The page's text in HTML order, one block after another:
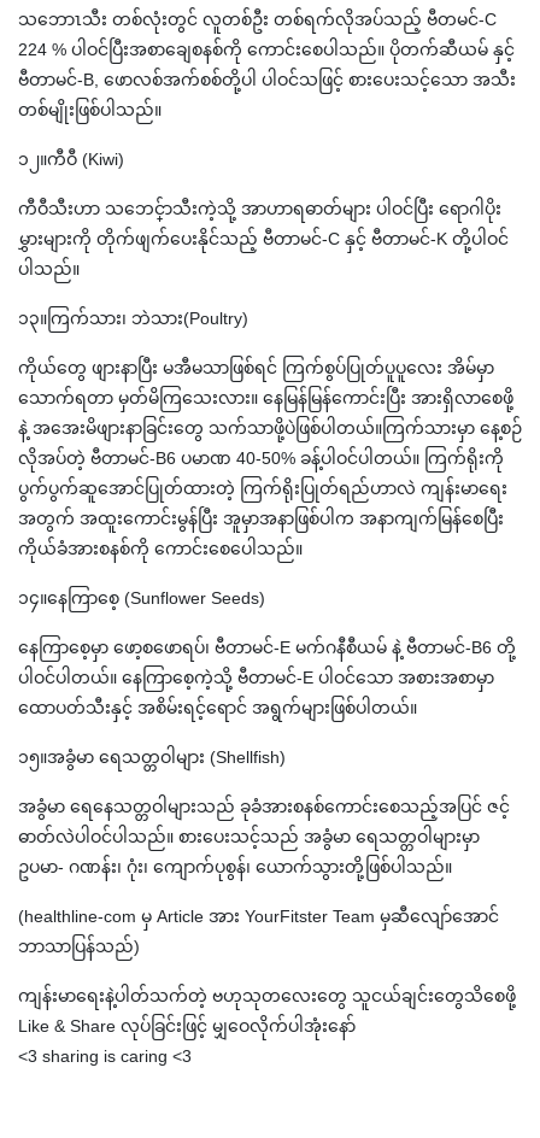
သဘောၤသီး တစ်လုံးတွင် လူတစ်ဦး တစ်ရက်လိုအပ်သည့် ဗီတမင်-C
224 % ပါဝင်ပြီးအစာချေစနစ်ကို ကောင်းစေပါသည်။ ပိုတက်ဆီယမ် နှင့်
ဗီတာမင်-B, ဖောလစ်အက်စစ်တို့ပါ ပါဝင်သဖြင့် စားပေးသင့်သော အသီး
တစ်မျိုးဖြစ်ပါသည်။
၁၂။ကီဝီ (Kiwi)
ကီဝီသီးဟာ သင်္ဘောသီးကဲ့သို့ အာဟာရဓာတ်များ ပါဝင်ပြီး ရောဂါပိုး
မွှားများကို တိုက်ဖျက်ပေးနိုင်သည့် ဗီတာမင်-C နှင့် ဗီတာမင်-K တို့ပါဝင်
ပါသည်။
၁၃။ကြက်သား၊ ဘဲသား(Poultry)
ကိုယ်တွေ ဖျားနာပြီး မအီမသာဖြစ်ရင် ကြက်စွပ်ပြုတ်ပူပူလေး အိမ်မှာ
သောက်ရတာ မှတ်မိကြသေးလား။ နေမြန်မြန်ကောင်းပြီး အားရှိလာစေဖို့
နဲ့ အအေးမိဖျားနာခြင်းတွေ သက်သာဖို့ပဲဖြစ်ပါတယ်။ကြက်သားမှာ နေ့စဉ်
လိုအပ်တဲ့ ဗီတာမင်-B6 ပမာဏ 40-50% ခန့်ပါဝင်ပါတယ်။ ကြက်ရိုးကို
ပွက်ပွက်ဆူအောင်ပြုတ်ထားတဲ့ ကြက်ရိုးပြုတ်ရည်ဟာလဲ ကျန်းမာရေး
အတွက် အထူးကောင်းမွန်ပြီး အူမှာအနာဖြစ်ပါက အနာကျက်မြန်စေပြီး
ကိုယ်ခံအားစနစ်ကို ကောင်းစေပေါသည်။
၁၄။နေကြာစေ့ (Sunflower Seeds)
နေကြာစေ့မှာ ဖော့စဖောရပ်၊ ဗီတာမင်-E မက်ဂနီစီယမ် နဲ့ ဗီတာမင်-B6 တို့
ပါဝင်ပါတယ်။ နေကြာစေ့ကဲ့သို့ ဗီတာမင်-E ပါဝင်သော အစားအစာမှာ
ထောပတ်သီးနှင့် အစိမ်းရင့်ရောင် အရွက်များဖြစ်ပါတယ်။
၁၅။အခွံမာ ရေသတ္တဝါများ (Shellfish)
အခွံမာ ရေနေသတ္တဝါများသည် ခုခံအားစနစ်ကောင်းစေသည့်အပြင် ဇင့်
ဓာတ်လဲပါဝင်ပါသည်။ စားပေးသင့်သည် အခွံမာ ရေသတ္တဝါများမှာ
ဥပမာ- ဂဏန်း၊ ဂုံး၊ ကျောက်ပုစွန်၊ ယောက်သွားတို့ဖြစ်ပါသည်။
(healthline-com မှ Article အား YourFitster Team မှဆီလျော်အောင်
ဘာသာပြန်သည်)
ကျန်းမာရေးနဲ့ပါတ်သက်တဲ့ ဗဟုသုတလေးတွေ သူငယ်ချင်းတွေသိစေဖို့
Like & Share လုပ်ခြင်းဖြင့် မျှဝေလိုက်ပါအုံးနော်
<3 sharing is caring <3